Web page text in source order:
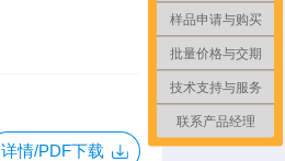
详情/PDF下载
样品申请与购买
批量价格与交期
技术支持与服务
联系产品经理